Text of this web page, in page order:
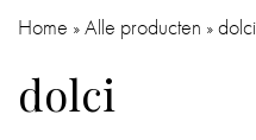
HOME
SERVIES
Home »Alle producten »dolci
dolci